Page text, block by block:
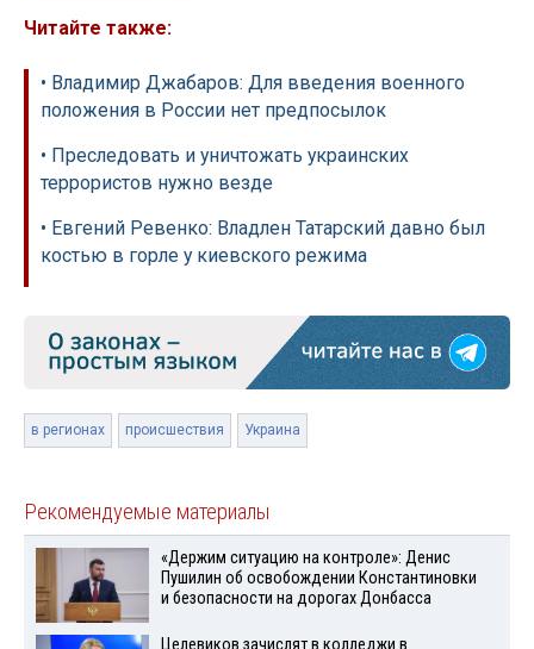
Читайте также:
• Владимир Джабаров: Для введения военного
положения в России нет предпосылок
• Преследовать и уничтожать украинских
террористов нужно везде
• Евгений Ревенко: Владлен Татарский давно был
костью в горле у киевского режима
в регионах происшествия Украина
Рекомендуемые материалы
«Держим ситуацию на контроле»: Денис
Пушилин об освобождении Константиновки
и безопасности на дорогах Донбасса
Целевиков зачислят в колледжи в